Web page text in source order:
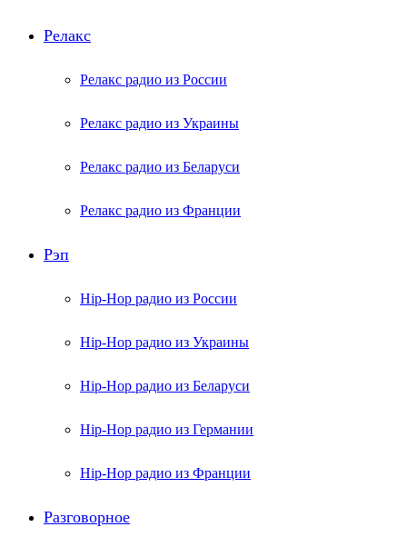
Релакс
Релакс радио из России
Релакс радио из Украины
Релакс радио из Беларуси
Релакс радио из Франции
Рэп
Hip-Hop радио из России
Hip-Hop радио из Украины
Hip-Hop радио из Беларуси
Hip-Hop радио из Германии
Hip-Hop радио из Франции
Разговорное